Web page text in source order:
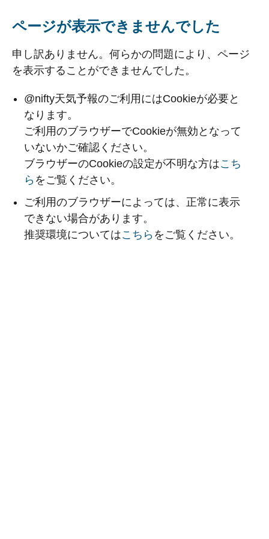
ページが表示できませんでした
申し訳ありません。何らかの問題により、ページ
を表示することができませんでした。
@nifty天気予報のご利用にはCookieが必要と
なります。
ご利用のブラウザーでCookieが無効となって
いないかご確認ください。
ブラウザーのCookieの設定が不明な方はこち
ら をご覧ください。
ご利用のブラウザーによっては、正常に表示
できない場合があります。
推奨環境についてはこちら をご覧ください。